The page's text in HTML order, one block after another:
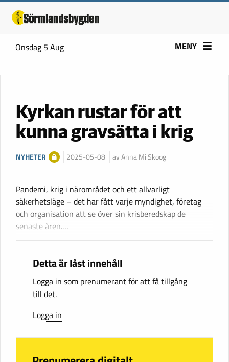
Onsdag 5 Aug MENY
Kyrkan rustar för att
kunna gravsätta i krig
NYHETER 2025-05-08 av Anna Mi Skoog
Pandemi, krig i närområdet och ett allvarligt
säkerhetsläge – det har fått varje myndighet, företag
och organisation att se över sin krisberedskap de
senaste åren.…
Detta är låst innehåll
Logga in som prenumerant för att få tillgång
till det.
Logga in